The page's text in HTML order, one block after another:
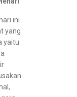
ini
yang
yaitu